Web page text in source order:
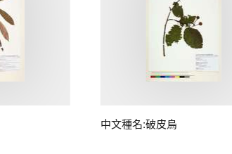
中文種名:破皮烏